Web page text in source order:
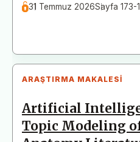
31 Temmuz 2026Sayfa 173-
ARAŞTIRMA MAKALESI
Artificial
Topic Modeling